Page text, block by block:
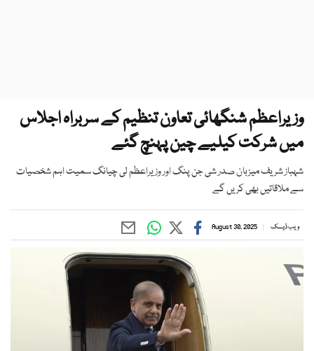
وزیراعظم شنگھائی تعاون تنظیم کے سربراہ اجلاس
میں شرکت کیلیے چین پہنچ گئے
شہباز شریف میزبان صدر شی جن پنگ اور وزیراعظم لی چیانگ سمیت اہم شخصیات
سے ملاقاتیں بھی کریں گے
ویب ڈیسک August 30, 2025